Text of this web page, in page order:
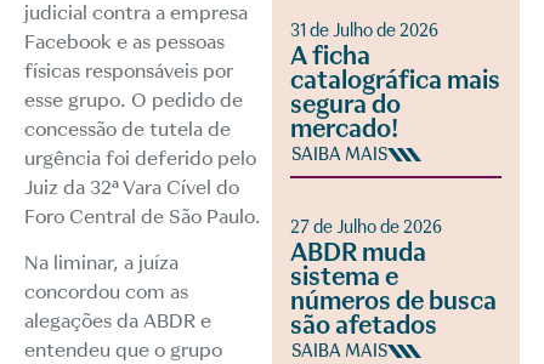
judicial contra a empresa
Facebook e as pessoas
físicas responsáveis por
esse grupo. O pedido de
concessão de tutela de
urgência foi deferido pelo
Juiz da 32ª Vara Cível do
Foro Central de São Paulo.
Na liminar, a juíza
concordou com as
alegações da ABDR e
entendeu que o grupo
31 de Julho de 2026
A ficha
catalográfica mais
segura do
mercado!
SAIBA MAIS
27 de Julho de 2026
ABDR muda
sistema e
números de busca
são afetados
SAIBA MAIS